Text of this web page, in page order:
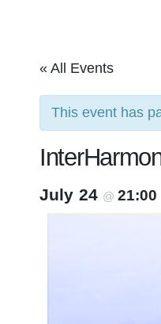
« All Events
This event has
July 24 @21:00